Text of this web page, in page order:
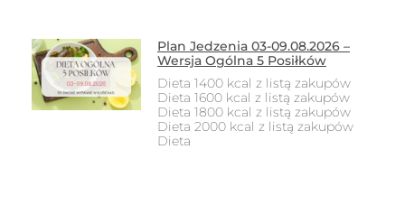
Plan Jedzenia 03-09.08.2026 –
Wersja Ogólna 5 Posiłków
Dieta 1400 kcal z listą zakupów
Dieta 1600 kcal z listą zakupów
Dieta 1800 kcal z listą zakupów
Dieta 2000 kcal z listą zakupów
Dieta